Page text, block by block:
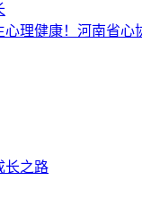
理健康！河南省心
长之路